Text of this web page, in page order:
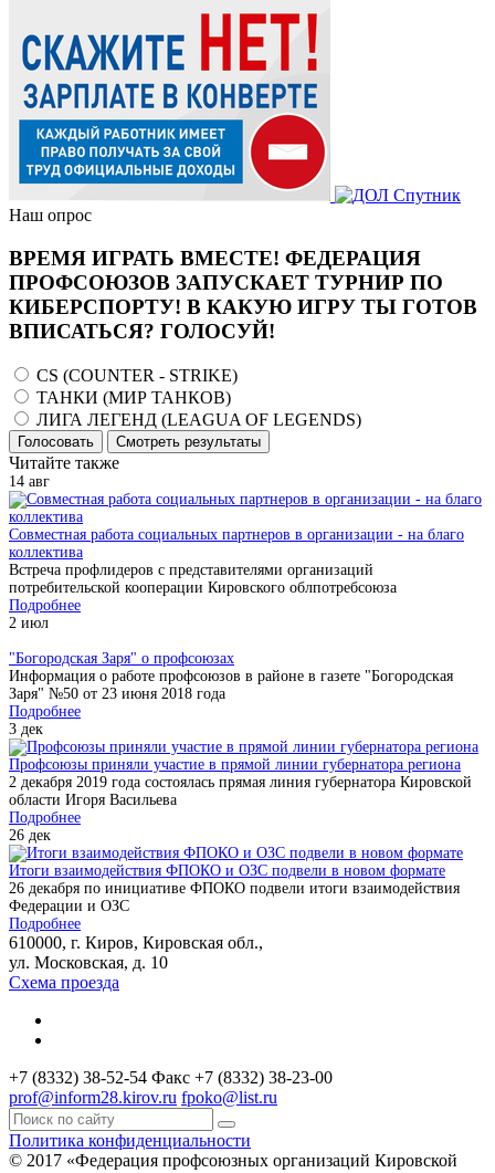
Наш опрос
ВРЕМЯ ИГРАТЬ ВМЕСТЕ! ФЕДЕРАЦИЯ
ПРОФСОЮЗОВ ЗАПУСКАЕТ ТУРНИР ПО
КИБЕРСПОРТУ! В КАКУЮ ИГРУ ТЫ ГОТОВ
ВПИСАТЬСЯ? ГОЛОСУЙ!
CS (COUNTER - STRIKE)
ТАНКИ (МИР ТАНКОВ)
ЛИГА ЛЕГЕНД (LEAGUA OF LEGENDS)
Голосовать Смотреть результаты
Читайте также
14 авг
Совместная работа социальных партнеров в организации - на благо
коллектива
Встреча профлидеров с представителями организаций
потребительской кооперации Кировского облпотребсоюза
Подробнее
2 июл
"Богородская Заря" о профсоюзах
Информация о работе профсоюзов в районе в газете "Богородская
Заря" №50 от 23 июня 2018 года
Подробнее
3 дек
Профсоюзы приняли участие в прямой линии губернатора региона
2 декабря 2019 года состоялась прямая линия губернатора Кировской
области Игоря Васильева
Подробнее
26 дек
Итоги взаимодействия ФПОКО и ОЗС подвели в новом формате
26 декабря по инициативе ФПОКО подвели итоги взаимодействия
Федерации и ОЗС
Подробнее
610000, г. Киров, Кировская обл.,
ул. Московская, д. 10
Схема проезда
+7 (8332) 38-52-54 Факс +7 (8332) 38-23-00
prof@inform28.kirov.ru fpoko@list.ru
Политика конфиденциальности
© 2017 «Федерация профсоюзных организаций Кировской